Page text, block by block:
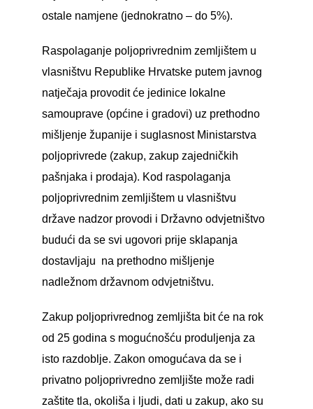
ostale namjene (jednokratno – do 5%).
Raspolaganje poljoprivrednim zemljištem u
vlasništvu Republike Hrvatske putem javnog
natječaja provodit će jedinice lokalne
samouprave (općine i gradovi) uz prethodno
mišljenje županije i suglasnost Ministarstva
poljoprivrede (zakup, zakup zajedničkih
pašnjaka i prodaja). Kod raspolaganja
poljoprivrednim zemljištem u vlasništvu
države nadzor provodi i Državno odvjetništvo
budući da se svi ugovori prije sklapanja
dostavljaju na prethodno mišljenje
nadležnom državnom odvjetništvu.
Zakup poljoprivrednog zemljišta bit će na rok
od 25 godina s mogućnošću produljenja za
isto razdoblje. Zakon omogućava da se i
privatno poljoprivredno zemljište može radi
zaštite tla, okoliša i ljudi, dati u zakup, ako su